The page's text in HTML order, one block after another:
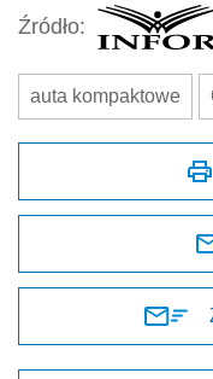
Źródło:
auta kompaktowe